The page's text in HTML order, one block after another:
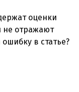
оценки
не отражают
в статье?